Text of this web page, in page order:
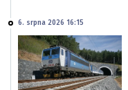
6. srpna 2026 16:15